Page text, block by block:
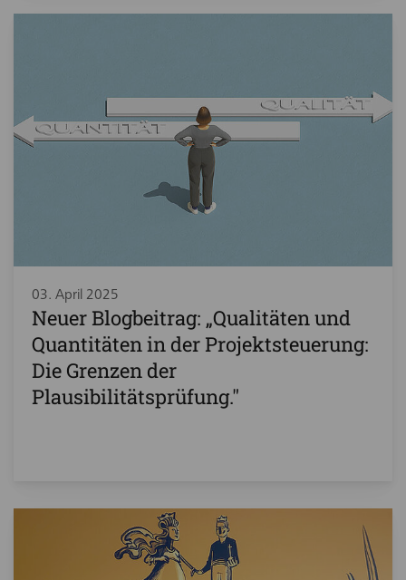
03. April 2025
Neuer Blogbeitrag: „Qualitäten und
Quantitäten in der Projektsteuerung:
Die Grenzen der
Plausibilitätsprüfung."